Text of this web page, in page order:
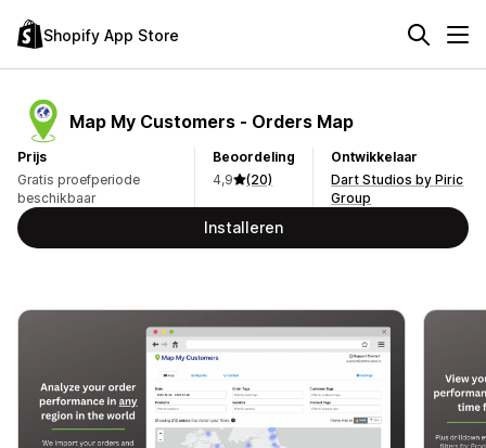
Shopify App Store
Map My Customers ‑ Orders Map
Prijs
Gratis proefperiode
beschikbaar
Beoordeling
4,9
(20)
Ontwikkelaar
Dart Studios by Piric
Group
Installeren